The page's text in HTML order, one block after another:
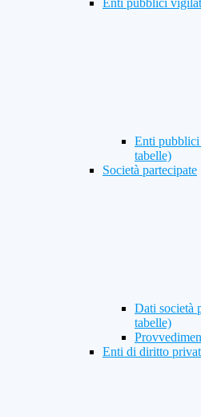
Enti pubblici
Enti
tabelle)
Società partecipate
Dati società
tabelle)
Enti di diritto